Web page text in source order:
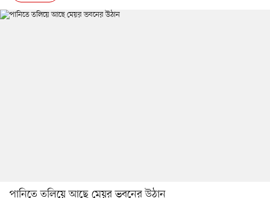
পানিতে তলিয়ে আছে মেয়র ভবনের উঠান